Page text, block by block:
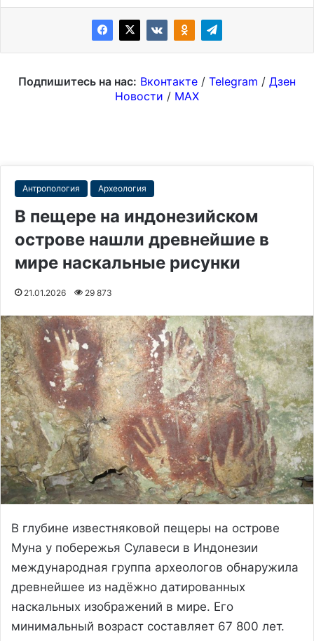
Подпишитесь на нас: Вконтакте / Telegram / Дзен
Новости / MAX